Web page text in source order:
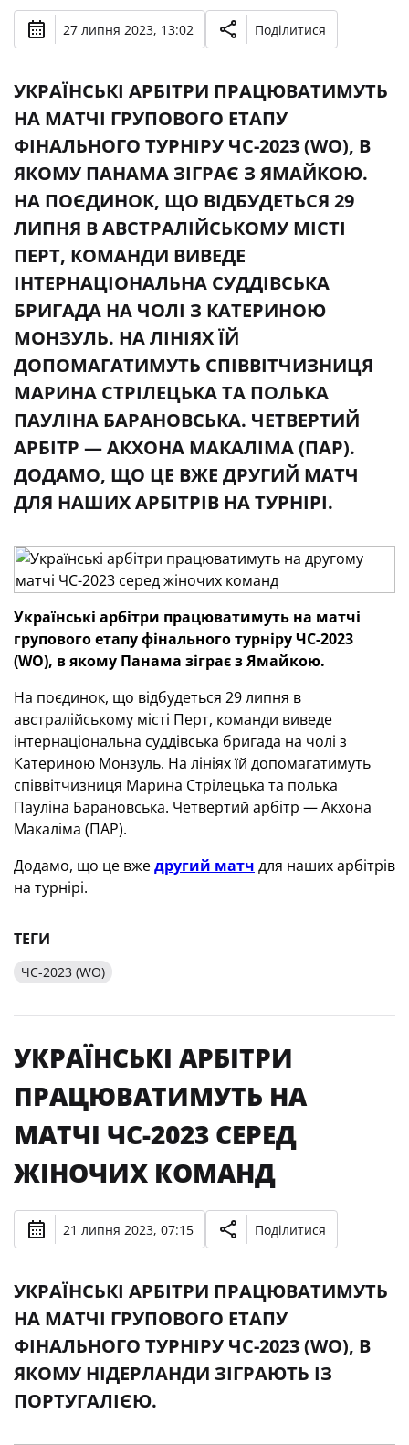
27 липня 2023, 13:02 Поділитися
УКРАЇНСЬКІ АРБІТРИ ПРАЦЮВАТИМУТЬ
НА МАТЧІ ГРУПОВОГО ЕТАПУ
ФІНАЛЬНОГО ТУРНІРУ ЧС-2023 (WО), В
ЯКОМУ ПАНАМА ЗІГРАЄ З ЯМАЙКОЮ.
НА ПОЄДИНОК, ЩО ВІДБУДЕТЬСЯ 29
ЛИПНЯ В АВСТРАЛІЙСЬКОМУ МІСТІ
ПЕРТ, КОМАНДИ ВИВЕДЕ
ІНТЕРНАЦІОНАЛЬНА СУДДІВСЬКА
БРИГАДА НА ЧОЛІ З КАТЕРИНОЮ
МОНЗУЛЬ. НА ЛІНІЯХ ЇЙ
ДОПОМАГАТИМУТЬ СПІВВІТЧИЗНИЦЯ
МАРИНА СТРІЛЕЦЬКА ТА ПОЛЬКА
ПАУЛІНА БАРАНОВСЬКА. ЧЕТВЕРТИЙ
АРБІТР — АКХОНА МАКАЛІМА (ПАР).
ДОДАМО, ЩО ЦЕ ВЖЕ ДРУГИЙ МАТЧ
ДЛЯ НАШИХ АРБІТРІВ НА ТУРНІРІ.
Українські арбітри працюватимуть на матчі
групового етапу фінального турніру ЧС-2023
(WО), в якому Панама зіграє з Ямайкою.
На поєдинок, що відбудеться 29 липня в
австралійському місті Перт, команди виведе
інтернаціональна суддівська бригада на чолі з
Катериною Монзуль. На лініях їй допомагатимуть
співвітчизниця Марина Стрілецька та полька
Пауліна Барановська. Четвертий арбітр — Акхона
Макаліма (ПАР).
Додамо, що це вжедругий матч для наших арбітрів
на турнірі.
ТЕГИ
ЧС-2023 (WO)
УКРАЇНСЬКІ АРБІТРИ
ПРАЦЮВАТИМУТЬ НА
МАТЧІ ЧС-2023 СЕРЕД
ЖІНОЧИХ КОМАНД
21 липня 2023, 07:15 Поділитися
УКРАЇНСЬКІ АРБІТРИ ПРАЦЮВАТИМУТЬ
НА МАТЧІ ГРУПОВОГО ЕТАПУ
ФІНАЛЬНОГО ТУРНІРУ ЧС-2023 (WО), В
ЯКОМУ НІДЕРЛАНДИ ЗІГРАЮТЬ ІЗ
ПОРТУГАЛІЄЮ.